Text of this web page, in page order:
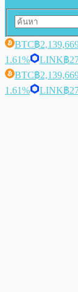
BTC฿
1.61%
LINK฿
BTC฿
1.61%
LINK฿